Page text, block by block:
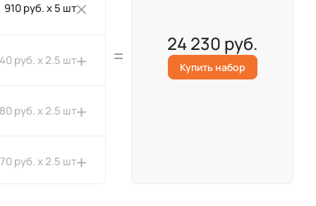
910 руб. x 5 шт
руб. x 2.5 шт
руб. x 2.5 шт
руб. x 2.5 шт
24 230 руб.
Купить набор